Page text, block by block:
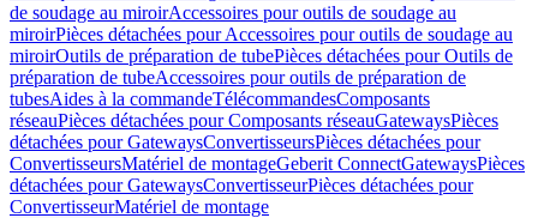
de soudage au miroirAccessoires pour outils de soudage au
miroirPièces détachées pour Accessoires pour outils de soudage au
miroirOutils de préparation de tubePièces détachées pour Outils de
préparation de tubeAccessoires pour outils de préparation de
tubesAides à la commandeTélécommandesComposants
réseauPièces détachées pour Composants réseauGatewaysPièces
détachées pour GatewaysConvertisseursPièces détachées pour
ConvertisseursMatériel de montageGeberit ConnectGatewaysPièces
détachées pour GatewaysConvertisseurPièces détachées pour
ConvertisseurMatériel de montage